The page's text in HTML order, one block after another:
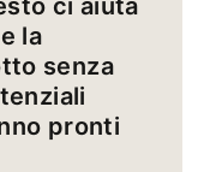
la
senza
pronti